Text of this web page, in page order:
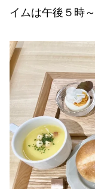
イムは午後５時